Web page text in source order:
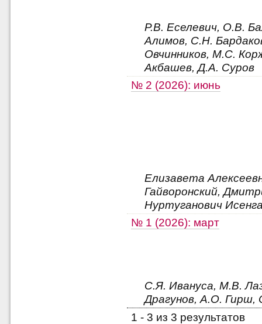
Р.В. Еселевич, О.В.
Алимов, С.Н.
Овчинников, М.С.
Акбашев, Д.А. Суров
№ 2 (2026): июнь
Елизавета
Гайворонский,
Нуртуганович
№ 1 (2026): март
С.Я. Ивануса, М.В.
Драгунов, А.О. Гирш,
1 - 3 из 3 результатов